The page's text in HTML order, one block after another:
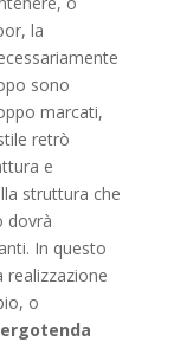
la
sono
marcati,
retrò
e
struttura che
dovrà
In questo
realizzazione
o